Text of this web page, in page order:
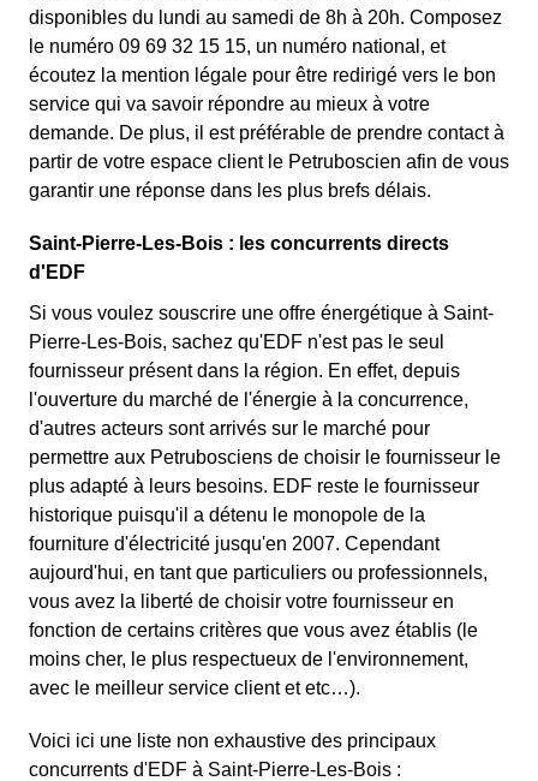
disponibles du lundi au samedi de 8h à 20h. Composez
le numéro 09 69 32 15 15, un numéro national, et
écoutez la mention légale pour être redirigé vers le bon
service qui va savoir répondre au mieux à votre
demande. De plus, il est préférable de prendre contact à
partir de votre espace client le Petruboscien afin de vous
garantir une réponse dans les plus brefs délais.
Saint-Pierre-Les-Bois : les concurrents directs
d'EDF
Si vous voulez souscrire une offre énergétique à Saint-
Pierre-Les-Bois, sachez qu'EDF n'est pas le seul
fournisseur présent dans la région. En effet, depuis
l'ouverture du marché de l'énergie à la concurrence,
d'autres acteurs sont arrivés sur le marché pour
permettre aux Petrubosciens de choisir le fournisseur le
plus adapté à leurs besoins. EDF reste le fournisseur
historique puisqu'il a détenu le monopole de la
fourniture d'électricité jusqu'en 2007. Cependant
aujourd'hui, en tant que particuliers ou professionnels,
vous avez la liberté de choisir votre fournisseur en
fonction de certains critères que vous avez établis (le
moins cher, le plus respectueux de l'environnement,
avec le meilleur service client et etc…).
Voici ici une liste non exhaustive des principaux
concurrents d'EDF à Saint-Pierre-Les-Bois :